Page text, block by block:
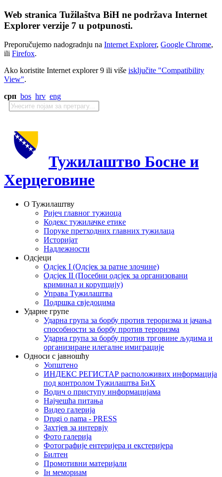
Web stranica Tužilaštva BiH ne podržava Internet
Explorer verzije 7 u potpunosti.
Preporučujemo nadogradnju na Internet Explorer, Google Chrome,
ili Firefox.
Ako koristite Internet explorer 9 ili više isključite "Compatibility
View".
срп bos hrv eng
Тужилаштво Босне и
Херцеговине
О Тужилаштву
Ријеч главног тужиоца
Кодекс тужилачке етике
Поруке претходних главних тужилаца
Историјат
Надлежности
Одсјеци
Одсјек I (Одсјек за ратне злочине)
Одсјек II (Посебни одсјек за организовани
криминал и корупцију)
Управа Тужилаштва
Подршка свједоцима
Ударне групе
Ударна група за борбу против тероризма и јачања
способности за борбу против тероризма
Ударна група за борбу против трговине људима и
организиране илегалне имиграције
Односи с јавношћу
Уопштено
ИНДЕКС РЕГИСТАР расположивих информација
под контролом Тужилаштва БиХ
Водич о приступу информацијама
Најчешћа питања
Видео галерија
Drugi o nama - PRESS
Захтјев за интервју
Фото галерија
Фотографије ентеријера и екстеријера
Билтен
Промотивни материјали
Iн мемориам